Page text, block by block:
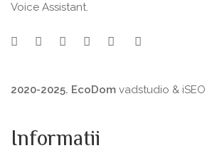
Voice Assistant.
2020-2025. EcoDom vadstudio & iSEO
Informatii